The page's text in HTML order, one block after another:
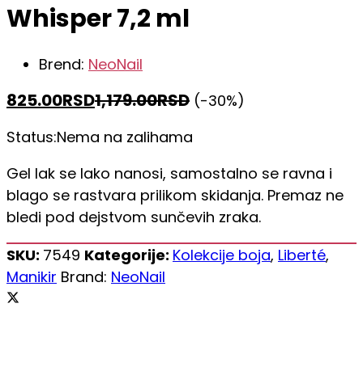
Whisper 7,2 ml
Brend: NeoNail
825.00RSD1,179.00RSD (-30%)
Status:Nema na zalihama
Gel lak se lako nanosi, samostalno se ravna i
blago se rastvara prilikom skidanja. Premaz ne
bledi pod dejstvom sunčevih zraka.
SKU: 7549 Kategorije: Kolekcije boja, Liberté,
Manikir Brand: NeoNail